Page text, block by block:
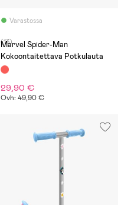
Varastossa
(13)
Marvel Spider-Man
Kokoontaitettava Potkulauta
29,90 €
Ovh: 49,90 €